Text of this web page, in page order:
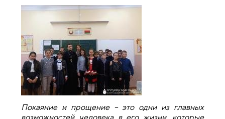
Покаяние и прощение – это одни из главных